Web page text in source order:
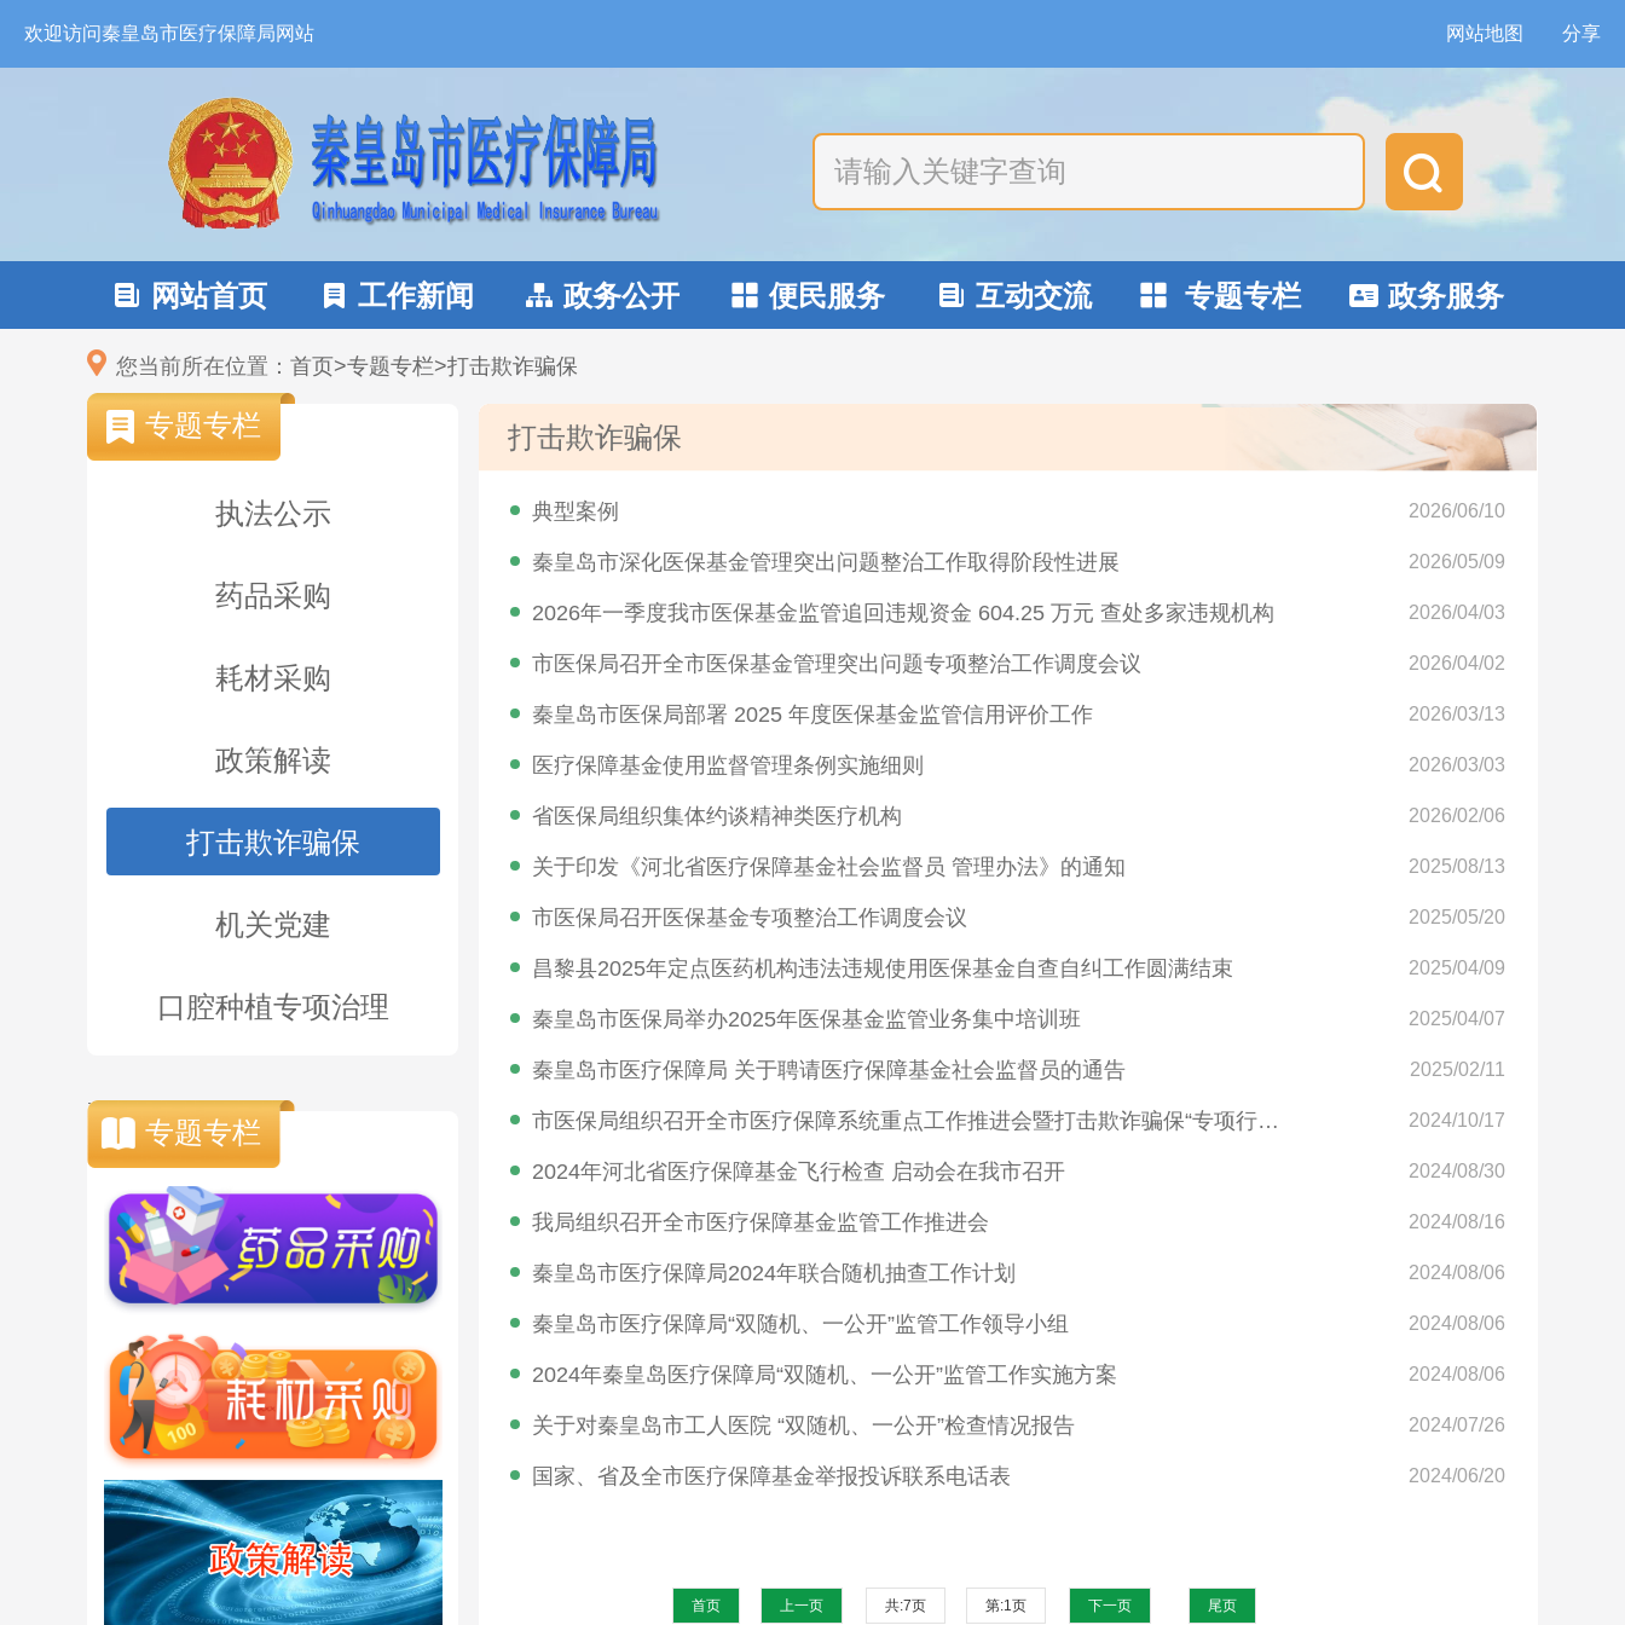
欢迎访问秦皇岛市医疗保障局网站 分享
网站地图

 网站首页  工作新闻  政务公开  便民服务  互动交流  专题专栏  政务服务
您当前所在位置： 首页>专题专栏>打击欺诈骗保
专题专栏
执法公示
药品采购
耗材采购
政策解读
打击欺诈骗保
机关党建
口腔种植专项治理
专题专栏
打击欺诈骗保
典型案例 2026/06/10
秦皇岛市深化医保基金管理突出问题整治工作取得阶段性进展 2026/05/09
2026年一季度我市医保基金监管追回违规资金 604.25 万元 查处多家违规机构 2026/04/03
市医保局召开全市医保基金管理突出问题专项整治工作调度会议 2026/04/02
秦皇岛市医保局部署 2025 年度医保基金监管信用评价工作 2026/03/13
医疗保障基金使用监督管理条例实施细则 2026/03/03
省医保局组织集体约谈精神类医疗机构 2026/02/06
关于印发《河北省医疗保障基金社会监督员 管理办法》的通知 2025/08/13
市医保局召开医保基金专项整治工作调度会议 2025/05/20
昌黎县2025年定点医药机构违法违规使用医保基金自查自纠工作圆满结束 2025/04/09
秦皇岛市医保局举办2025年医保基金监管业务集中培训班 2025/04/07
秦皇岛市医疗保障局 关于聘请医疗保障基金社会监督员的通告 2025/02/11
市医保局组织召开全市医疗保障系统重点工作推进会暨打击欺诈骗保“专项行动”部署会 2024/10/17
2024年河北省医疗保障基金飞行检查 启动会在我市召开 2024/08/30
我局组织召开全市医疗保障基金监管工作推进会 2024/08/16
秦皇岛市医疗保障局2024年联合随机抽查工作计划 2024/08/06
秦皇岛市医疗保障局“双随机、一公开”监管工作领导小组 2024/08/06
2024年秦皇岛医疗保障局“双随机、一公开”监管工作实施方案 2024/08/06
关于对秦皇岛市工人医院 “双随机、一公开”检查情况报告 2024/07/26
国家、省及全市医疗保障基金举报投诉联系电话表 2024/06/20
首页 上一页 共:7页 第:1页 下一页 尾页